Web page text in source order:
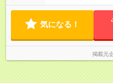
気になる！
掲載元